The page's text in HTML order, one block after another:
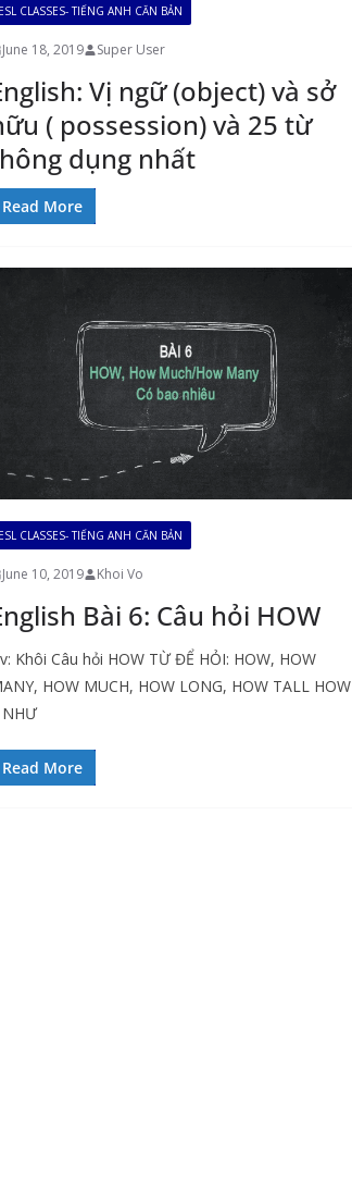
ESL CLASSES- TIẾNG ANH CĂN BẢN
June 18, 2019 Super User
Vị ngữ (object) và sở
( possession) và 25 từ
dụng nhất
Read More
ESL CLASSES- TIẾNG ANH CĂN BẢN
June 10, 2019 Khoi Vo
Bài 6: Câu hỏi HOW
Khôi Câu hỏi HOW TỪ ĐỂ HỎI: HOW, HOW
HOW MUCH, HOW LONG, HOW TALL HOW
Read More